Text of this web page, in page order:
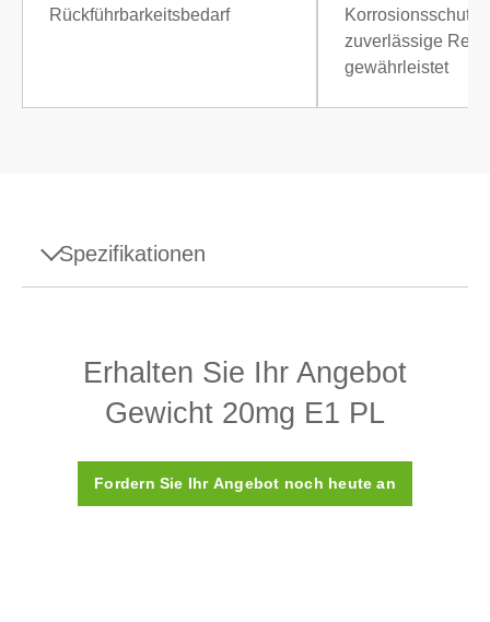
Rückführbarkeitsbedarf
Korrosionsschutz
zuverlässige
gewährleistet
Spezifikationen
Aufbau Leiter
8.000 (±30) kg/m3
Suszeptibilität X < 0.02
Kalibrierungszertifikat Nein
Erhalten Sie Ihr Angebot
Gewicht 20mg E1 PL
Fordern Sie Ihr Angebot noch heute an